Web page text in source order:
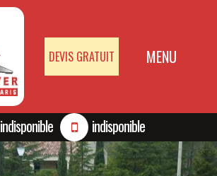
DEVIS GRATUIT MENU
indisponible indisponible